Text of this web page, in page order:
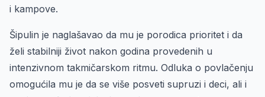
i kampove.
Šipulin je naglašavao da mu je porodica prioritet i da
želi stabilniji život nakon godina provedenih u
intenzivnom takmičarskom ritmu. Odluka o povlačenju
omogućila mu je da se više posveti supruzi i deci, ali i